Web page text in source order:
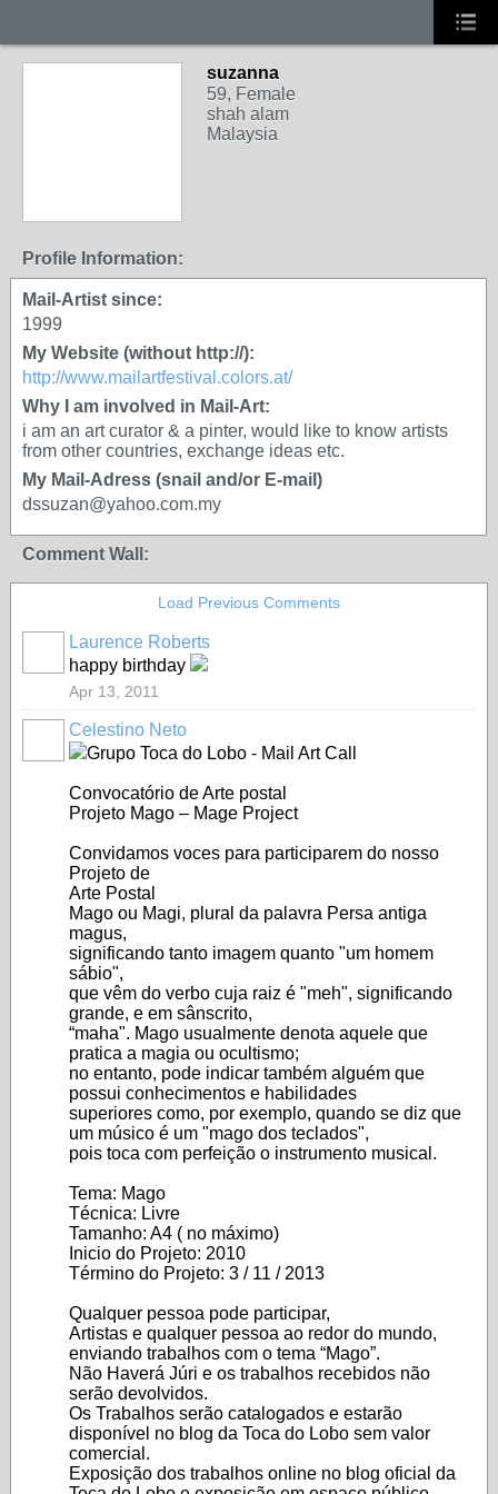
suzanna
59, Female
shah alam
Malaysia
Profile Information:
Mail-Artist since:
1999
My Website (without http://):
http://www.mailartfestival.colors.at/
Why I am involved in Mail-Art:
i am an art curator & a pinter, would like to know artists
from other countries, exchange ideas etc.
My Mail-Adress (snail and/or E-mail)
dssuzan@yahoo.com.my
Comment Wall:
Load Previous Comments
Laurence Roberts
happy birthday
Apr 13, 2011
Celestino Neto
Grupo Toca do Lobo - Mail Art Call
Convocatório de Arte postal
Projeto Mago – Mage Project
Convidamos voces para participarem do nosso
Projeto de
Arte Postal
Mago ou Magi, plural da palavra Persa antiga
magus,
significando tanto imagem quanto "um homem
sábio",
que vêm do verbo cuja raiz é "meh", significando
grande, e em sânscrito,
“maha". Mago usualmente denota aquele que
pratica a magia ou ocultismo;
no entanto, pode indicar também alguém que
possui conhecimentos e habilidades
superiores como, por exemplo, quando se diz que
um músico é um "mago dos teclados",
pois toca com perfeição o instrumento musical.
Tema: Mago
Técnica: Livre
Tamanho: A4 ( no máximo)
Inicio do Projeto: 2010
Término do Projeto: 3 / 11 / 2013
Qualquer pessoa pode participar,
Artistas e qualquer pessoa ao redor do mundo,
enviando trabalhos com o tema “Mago”.
Não Haverá Júri e os trabalhos recebidos não
serão devolvidos.
Os Trabalhos serão catalogados e estarão
disponível no blog da Toca do Lobo sem valor
comercial.
Exposição dos trabalhos online no blog oficial da